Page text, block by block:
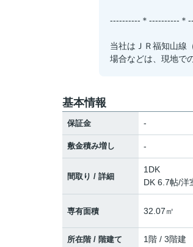
----------＊----------＊
当社はＪＲ福知山線
場合などは、現地で
基本情報
保証金 -
敷金積み増し -
間取り / 詳細
1DK
DK 6.7帖/洋
専有面積 32.07㎡
所在階 / 階建て 1階 / 3階建